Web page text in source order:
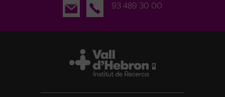
Email
93 489 30 00